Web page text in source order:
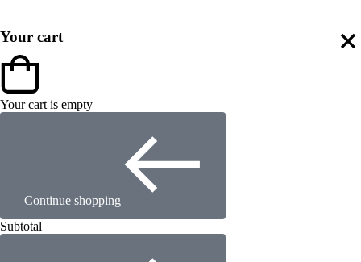
Your cart
Your cart is empty
Continue shopping
Subtotal